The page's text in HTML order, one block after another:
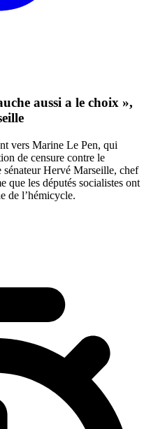
aussi a le choix »,
vers Marine Le Pen, qui
de censure contre le
Hervé Marseille, chef
que les députés socialistes ont
de l’hémicycle.